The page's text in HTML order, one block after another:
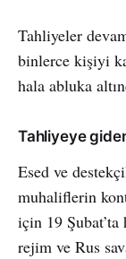
Tahliyeler
binlerce kişiyi
hala abluka
Tahliyeye
Esed ve
muhaliflerin
için 19
rejim ve Rus